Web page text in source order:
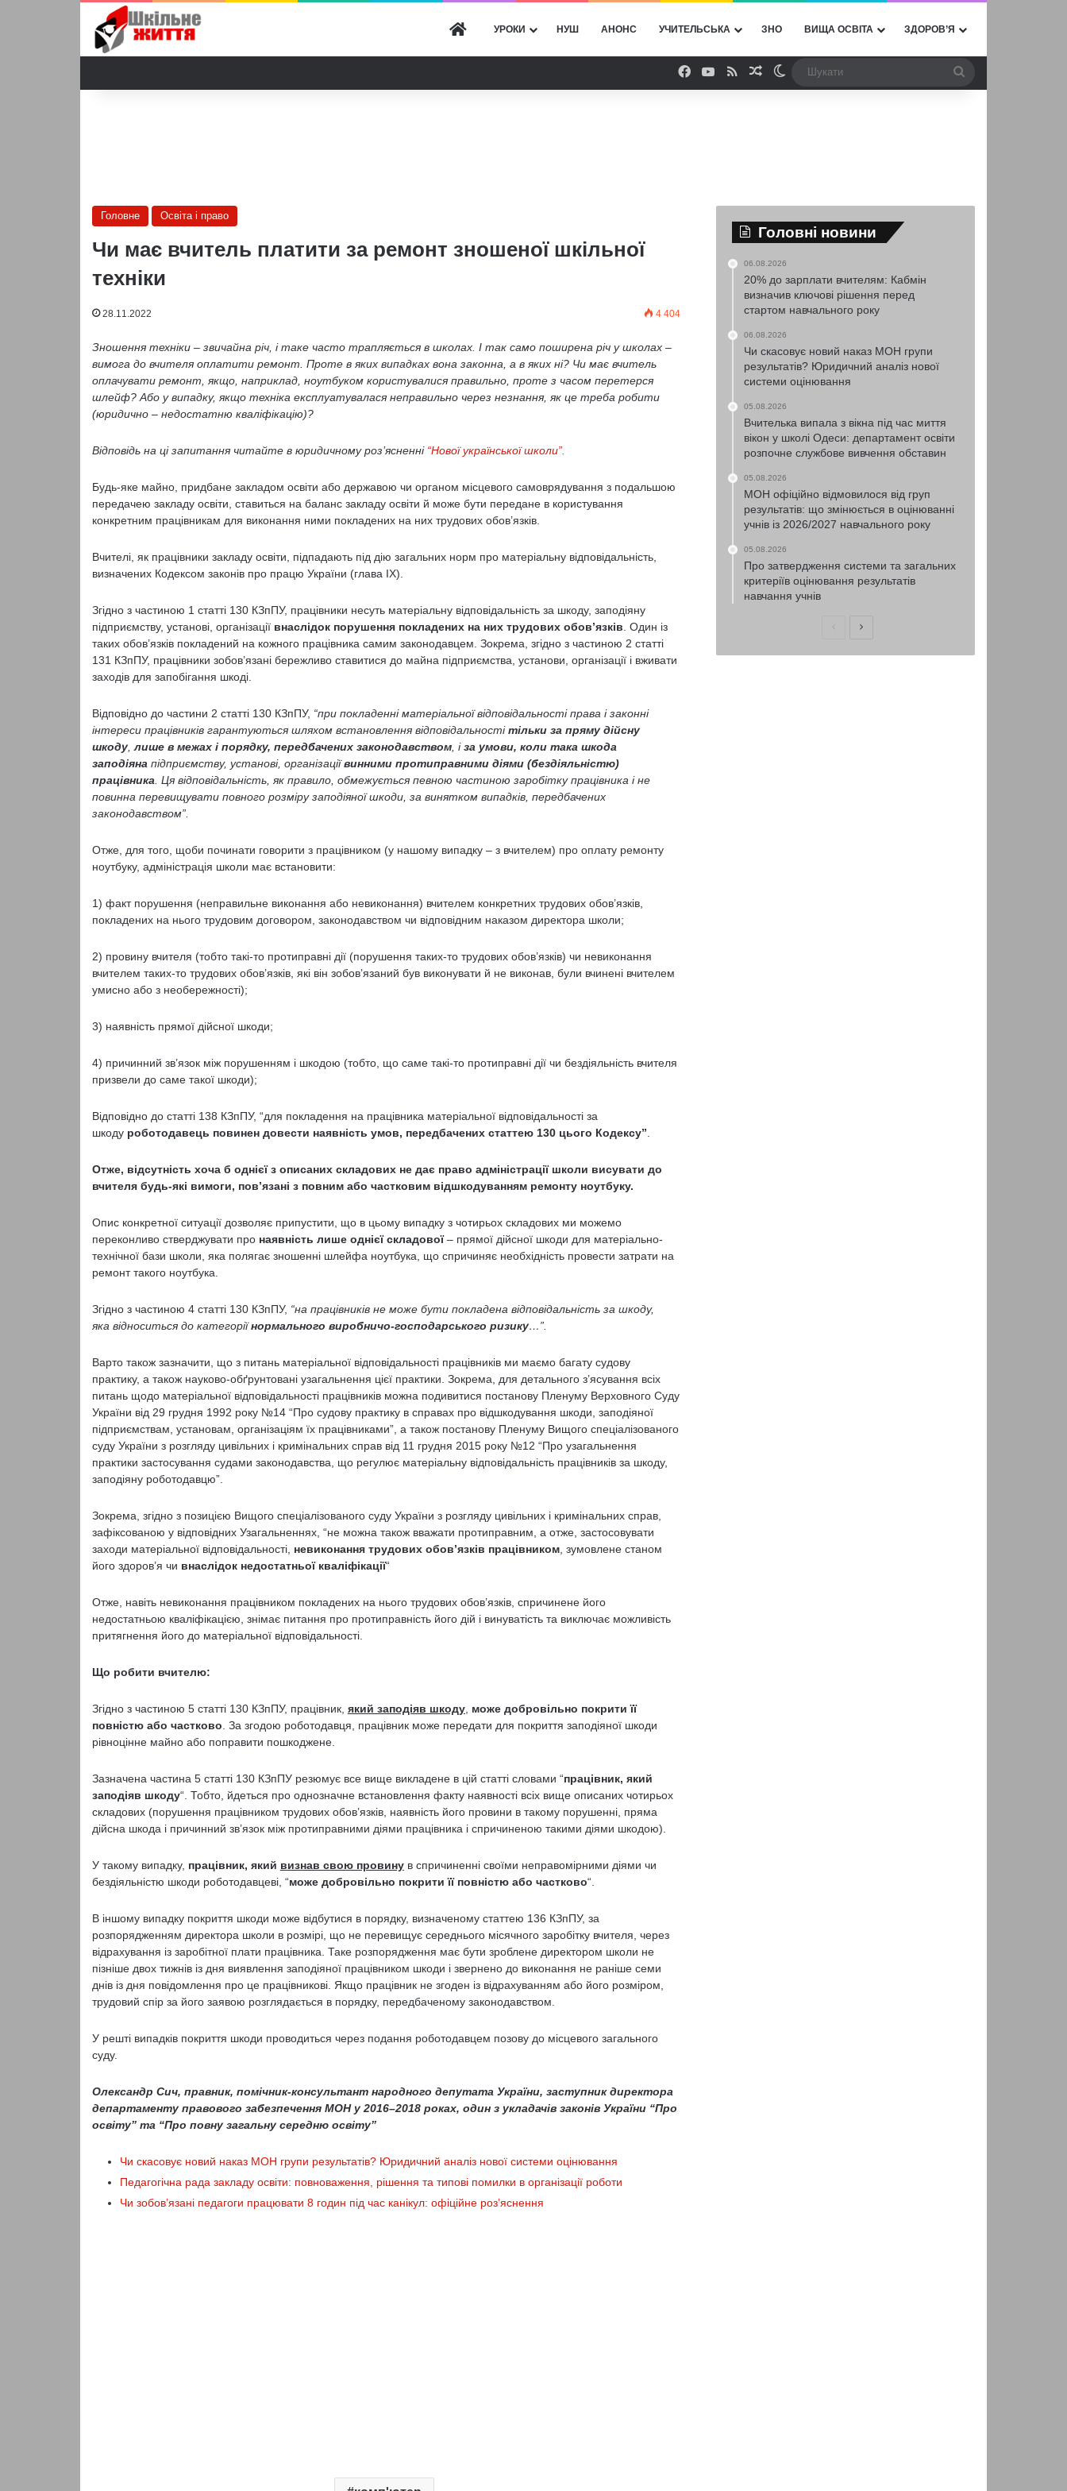
ГОЛОВНА
УРОКИ НУШ АНОНС УЧИТЕЛЬСЬКА ЗНО ВИЩА ОСВІТА ЗДОРОВ’Я
Facebook
YouTube
RSSВипадкова стаття
Switch skin
Головне Освіта і право
Чи має вчитель платити за ремонт зношеної шкільної
техніки
28.11.2022 4 404
Зношення техніки – звичайна річ, і таке часто трапляється в школах. І так само поширена річ у школах –
вимога до вчителя оплатити ремонт. Проте в яких випадках вона законна, а в яких ні? Чи має вчитель
оплачувати ремонт, якщо, наприклад, ноутбуком користувалися правильно, проте з часом перетерся
шлейф? Або у випадку, якщо техніка експлуатувалася неправильно через незнання, як це треба робити
(юридично – недостатню кваліфікацію)?
Відповідь на ці запитання читайте в юридичному роз’ясненні “Нової української школи”.
Будь-яке майно, придбане закладом освіти або державою чи органом місцевого самоврядування з подальшою
передачею закладу освіти, ставиться на баланс закладу освіти й може бути передане в користування
конкретним працівникам для виконання ними покладених на них трудових обов’язків.
Вчителі, як працівники закладу освіти, підпадають під дію загальних норм про матеріальну відповідальність,
визначених Кодексом законів про працю України (глава IX).
Згідно з частиною 1 статті 130 КЗпПУ, працівники несуть матеріальну відповідальність за шкоду, заподіяну
підприємству, установі, організації внаслідок порушення покладених на них трудових обов’язків . Один із
таких обов’язків покладений на кожного працівника самим законодавцем. Зокрема, згідно з частиною 2 статті
131 КЗпПУ, працівники зобов’язані бережливо ставитися до майна підприємства, установи, організації і вживати
заходів для запобігання шкоді.
Відповідно до частини 2 статті 130 КЗпПУ, “при покладенні матеріальної відповідальності права і законні
інтереси працівників гарантуються шляхом встановлення відповідальностітільки за пряму дійсну
шкоду,лише в межах іпорядку, передбачених законодавством, іза умови, коли така шкода
заподіяна підприємству, установі, організаціївинними протиправними діями (бездіяльністю)
працівника . Ця відповідальність, як правило, обмежується певною частиною заробітку працівника і не
повинна перевищувати повного розміру заподіяної шкоди, за винятком випадків, передбачених
законодавством”.
Отже, для того, щоби починати говорити з працівником (у нашому випадку – з вчителем) про оплату ремонту
ноутбуку, адміністрація школи має встановити:
1) факт порушення (неправильне виконання або невиконання) вчителем конкретних трудових обов’язків,
покладених на нього трудовим договором, законодавством чи відповідним наказом директора школи;
2) провину вчителя (тобто такі-то протиправні дії (порушення таких-то трудових обов’язків) чи невиконання
вчителем таких-то трудових обов’язків, які він зобов’язаний був виконувати й не виконав, були вчинені вчителем
умисно або з необережності);
3) наявність прямої дійсної шкоди;
4) причинний зв’язок між порушенням і шкодою (тобто, що саме такі-то протиправні дії чи бездіяльність вчителя
призвели до саме такої шкоди);
Відповідно до статті 138 КЗпПУ, “для покладення на працівника матеріальної відповідальності за
шкоду роботодавець повинен довести наявність умов, передбачених статтею 130 цього Кодексу”
Отже, відсутність хоча б однієї з описаних складових не дає право адміністрації школи висувати до
вчителя будь-які вимоги, пов’язані з повним або частковим відшкодуванням ремонту ноутбуку.
Опис конкретної ситуації дозволяє припустити, що в цьому випадку з чотирьох складових ми можемо
переконливо стверджувати про наявність лише однієї складової– прямої дійсної шкоди для матеріально-
технічної бази школи, яка полягає зношенні шлейфа ноутбука, що спричиняє необхідність провести затрати на
ремонт такого ноутбука.
Згідно з частиною 4 статті 130 КЗпПУ, “на працівників неможе бути покладена відповідальність за шкоду,
яка відноситься до категоріїнормального виробничо-господарського ризику…”.
Варто також зазначити, що з питань матеріальної відповідальності працівників ми маємо багату судову
практику, а також науково-обґрунтовані узагальнення цієї практики. Зокрема, для детального з’ясування всіх
питань щодо матеріальної відповідальності працівників можна подивитися постанову Пленуму Верховного Суду
України від 29 грудня 1992 року №14 “Про судову практику в справах про відшкодування шкоди, заподіяної
підприємствам, установам, організаціям їх працівниками”, а також постанову Пленуму Вищого спеціалізованого
суду України з розгляду цивільних і кримінальних справ від 11 грудня 2015 року №12 “Про узагальнення
практики застосування судами законодавства, що регулює матеріальну відповідальність працівників за шкоду,
заподіяну роботодавцю”.
Зокрема, згідно з позицією Вищого спеціалізованого суду України з розгляду цивільних і кримінальних справ,
зафіксованою у відповідних Узагальненнях, “не можна також вважати протиправним, а отже, застосовувати
заходи матеріальної відповідальності, невиконання трудових обов’язків працівником, зумовлене станом
його здоров’я чи внаслідок недостатньої кваліфікації“
Отже, навіть невиконання працівником покладених на нього трудових обов’язків, спричинене його
недостатньою кваліфікацією, знімає питання про протиправність його дій і винуватість та виключає можливість
притягнення його до матеріальної відповідальності.
Що робити вчителю:
Згідно з частиною 5 статті 130 КЗпПУ, працівник, який заподіяв шкоду, може добровільно покрити її
повністю або частково . За згодою роботодавця, працівник може передати для покриття заподіяної шкоди
рівноцінне майно або поправити пошкоджене.
Зазначена частина 5 статті 130 КЗпПУ резюмує все вище викладене в цій статті словами “працівник, який
заподіяв шкоду“. Тобто, йдеться про однозначне встановлення факту наявності всіх вище описаних чотирьох
складових (порушення працівником трудових обов’язків, наявність його провини в такому порушенні, пряма
дійсна шкода і причинний зв’язок між протиправними діями працівника і спричиненою такими діями шкодою).
У такому випадку, працівник, який визнав свою провину в спричиненні своїми неправомірними діями чи
бездіяльністю шкоди роботодавцеві, “може добровільно покрити її повністю або частково“.
В іншому випадку покриття шкоди може відбутися в порядку, визначеному статтею 136 КЗпПУ, за
розпорядженням директора школи в розмірі, що не перевищує середнього місячного заробітку вчителя, через
відрахування із заробітної плати працівника. Таке розпорядження має бути зроблене директором школи не
пізніше двох тижнів із дня виявлення заподіяної працівником шкоди і звернено до виконання не раніше семи
днів із дня повідомлення про це працівникові. Якщо працівник не згоден із відрахуванням або його розміром,
трудовий спір за його заявою розглядається в порядку, передбаченому законодавством.
У решті випадків покриття шкоди проводиться через подання роботодавцем позову до місцевого загального
суду.
Олександр Сич, правник, помічник-консультант народного депутата України, заступник директора
департаменту правового забезпечення МОН у 2016–2018 роках, один з укладачів законів України “Про
освіту” та “Про повну загальну середню освіту”
Чи скасовує новий наказ МОН групи результатів? Юридичний аналіз нової системи оцінювання
Педагогічна рада закладу освіти: повноваження, рішення та типові помилки в організації роботи
Чи зобов’язані педагоги працювати 8 годин під час канікул: офіційне роз’яснення
Головні новини
06.08.2026
20% до зарплати вчителям: Кабмін
визначив ключові рішення перед
стартом навчального року
06.08.2026
Чи скасовує новий наказ МОН групи
результатів? Юридичний аналіз нової
системи оцінювання
05.08.2026
Вчителька випала з вікна під час миття
вікон у школі Одеси: департамент освіти
розпочне службове вивчення обставин
05.08.2026
МОН офіційно відмовилося від груп
результатів: що змінюється в оцінюванні
учнів із 2026/2027 навчального року
05.08.2026
Про затвердження системи та загальних
критеріїв оцінювання результатів
навчання учнів
ПопередняНаступна